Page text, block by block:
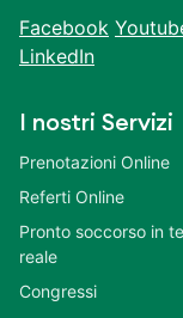
Facebook
LinkedIn
I nostri Servizi
Prenotazioni Online
Referti Online
Pronto soccorso in
reale
Congressi